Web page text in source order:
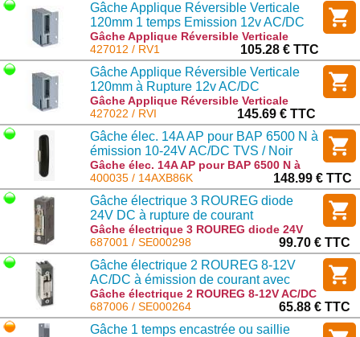
Gâche Applique Réversible Verticale
120mm 1 temps Emission 12v AC/DC
Gâche Applique Réversible Verticale
120mm 1 temps Emission 12v AC/DC :
RV1
427012 / RV1
105.28 € TTC
Gâche Applique Réversible Verticale
120mm à Rupture 12v AC/DC
Gâche Applique Réversible Verticale
120mm à Rupture 12v AC/DC : RVI
427022 / RVI
145.69 € TTC
Gâche élec. 14A AP pour BAP 6500 N à
émission 10-24V AC/DC TVS / Noir
Gâche élec. 14A AP pour BAP 6500 N à
émission 10-24V AC/DC TVS / Noir :
14AXB86K
400035 / 14AXB86K
148.99 € TTC
Gâche électrique 3 ROUREG diode
24V DC à rupture de courant
Gâche électrique 3 ROUREG diode 24V
DC à rupture de courant : SE000298
687001 / SE000298
99.70 € TTC
Gâche électrique 2 ROUREG 8-12V
AC/DC à émission de courant avec
mémoire 12v
Gâche électrique 2 ROUREG 8-12V AC/DC
à émission de courant avec mémoire 12v
: SE000264
687006 / SE000264
65.88 € TTC
Gâche 1 temps encastrée ou saillie